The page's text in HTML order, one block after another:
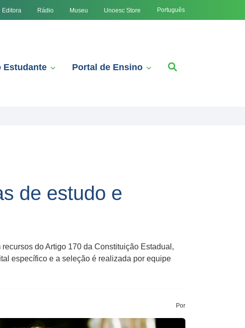
Editora Rádio Museu Unoesc Store Português
Estudante Portal de Ensino
de estudo e
do Artigo 170 da Constituição Estadual,
específico e a seleção é realizada por equipe
Por